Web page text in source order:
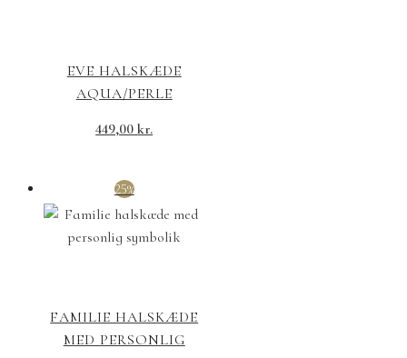
EVE HALSKÆDE
AQUA/PERLE
449,00kr.
25%
FAMILIE HALSKÆDE
MED PERSONLIG